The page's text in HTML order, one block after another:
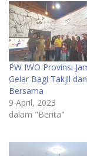
PW IWO Provinsi
Gelar Bagi Takjil
Bersama
9 April, 2023
dalam "Berita"